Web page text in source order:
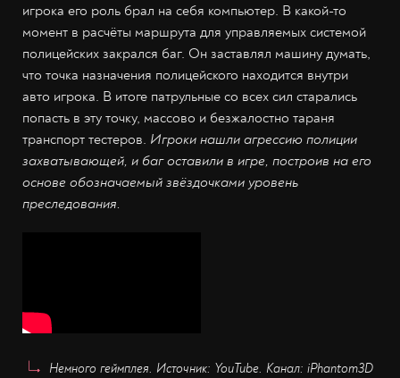
игрока его роль брал на себя компьютер. В какой-то
момент в расчёты маршрута для управляемых системой
полицейских закрался баг. Он заставлял машину думать,
что точка назначения полицейского находится внутри
авто игрока. В итоге патрульные со всех сил старались
попасть в эту точку, массово и безжалостно тараня
транспорт тестеров. Игроки нашли агрессию полиции
захватывающей, и баг оставили в игре, построив на его
основе обозначаемый звёздочками уровень
преследования.
Немного геймплея. Источник: YouTube. Канал: iPhantom3D